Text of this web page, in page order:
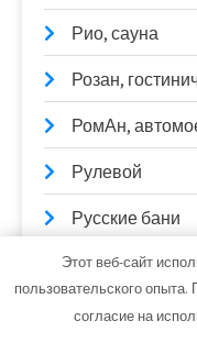
Рио, сауна
Розан,
РомАн,
Рулевой
Русские бани
Русь,
Рэн,
Этот веб-сайт
пользовательского
согласие на